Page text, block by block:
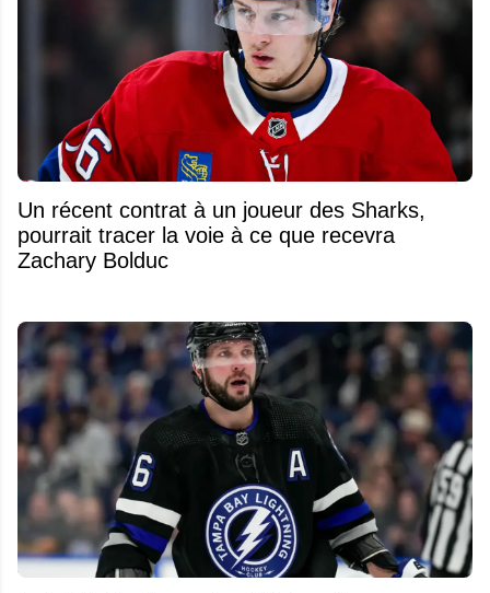
Un récent contrat à un joueur des Sharks,
pourrait tracer la voie à ce que recevra
Zachary Bolduc